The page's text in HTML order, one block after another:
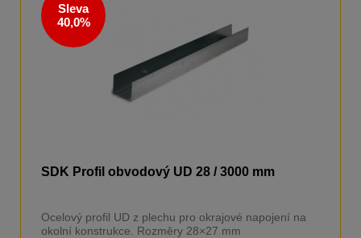
Sleva
40,0%
SDK Profil obvodový UD 28 / 3000 mm
Ocelový profil UD z plechu pro okrajové napojení na
okolní konstrukce. Rozměry 28×27 mm